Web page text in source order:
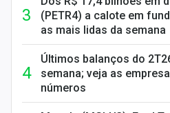
(PETR4) a calote em
as mais lidas da semana
Últimos balanços do
semana; veja as
números